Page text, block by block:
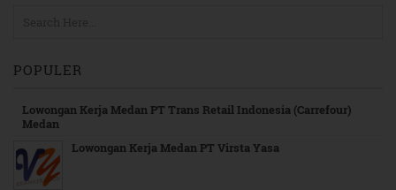
POPULER
Lowongan Kerja Medan PT Trans Retail Indonesia (Carrefour)
Medan
Lowongan Kerja Medan PT Virsta Yasa